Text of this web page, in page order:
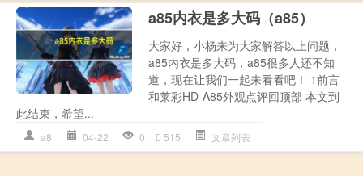
a85内衣是多大码（a85）
大家好，小杨来为大家解答以上问题，
a85内衣是多大码，a85很多人还不知
道，现在让我们一起来看看吧！ 1前言
和莱彩HD-A85外观点评回顶部 本文到
此结束，希望...
a8 04-22 0 515 文章列表